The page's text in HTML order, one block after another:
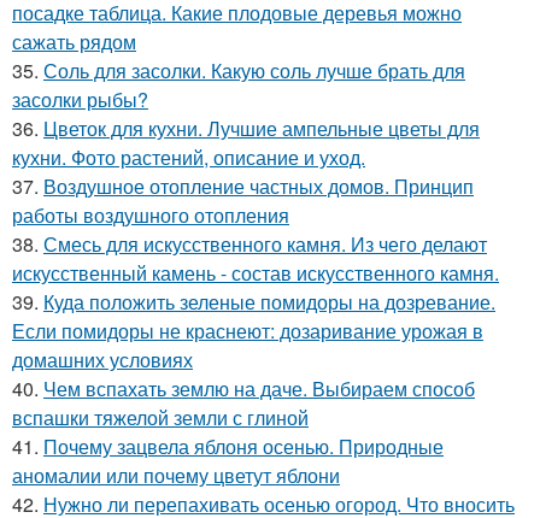
посадке таблица. Какие плодовые деревья можно
сажать рядом
35. Соль для засолки. Какую соль лучше брать для
засолки рыбы?
36. Цветок для кухни. Лучшие ампельные цветы для
кухни. Фото растений, описание и уход.
37. Воздушное отопление частных домов. Принцип
работы воздушного отопления
38. Смесь для искусственного камня. Из чего делают
искусственный камень - состав искусственного камня.
39. Куда положить зеленые помидоры на дозревание.
Если помидоры не краснеют: дозаривание урожая в
домашних условиях
40. Чем вспахать землю на даче. Выбираем способ
вспашки тяжелой земли с глиной
41. Почему зацвела яблоня осенью. Природные
аномалии или почему цветут яблони
42. Нужно ли перепахивать осенью огород. Что вносить